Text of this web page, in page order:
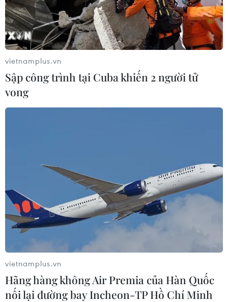
vietnamplus.vn
Sập công trình tại Cuba khiến 2 người tử
vong
vietnamplus.vn
Hãng hàng không Air Premia của Hàn Quốc
nối lại đường bay Incheon-TP Hồ Chí Minh